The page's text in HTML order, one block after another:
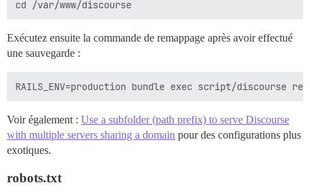
Exécutez ensuite la commande de remappage après avoir effectué
une sauvegarde :
Voir également : Use a subfolder (path prefix) to serve Discourse
with multiple servers sharing a domain pour des configurations plus
exotiques.
robots.txt